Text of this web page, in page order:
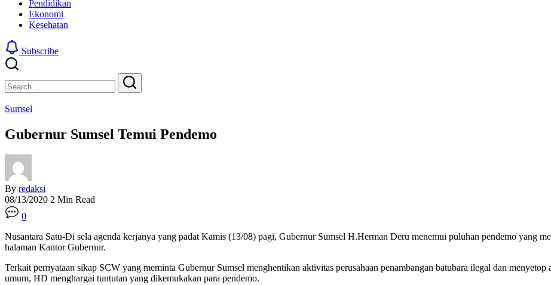
Pendidikan
Ekonomi
Kesehatan
Subscribe
Search
Search
Sumsel
Gubernur Sumsel Temui Pendemo
By redaksi
08/13/2020 2 Min Read
0
Nusantara Satu-Di sela agenda kerjanya yang padat Kamis (13/08) pagi, Gubernur Sumsel H.Herman Deru menemui puluhan pendemo yang
halaman Kantor Gubernur.
Terkait pernyataan sikap SCW yang meminta Gubernur Sumsel menghentikan aktivitas perusahaan penambangan batubara ilegal dan
umum, HD menghargai tuntutan yang dikemukakan para pendemo.